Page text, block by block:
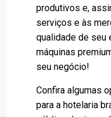
produtivos e,
serviços e às
qualidade de seu
máquinas
seu negócio!
Confira algumas
para a hotelaria